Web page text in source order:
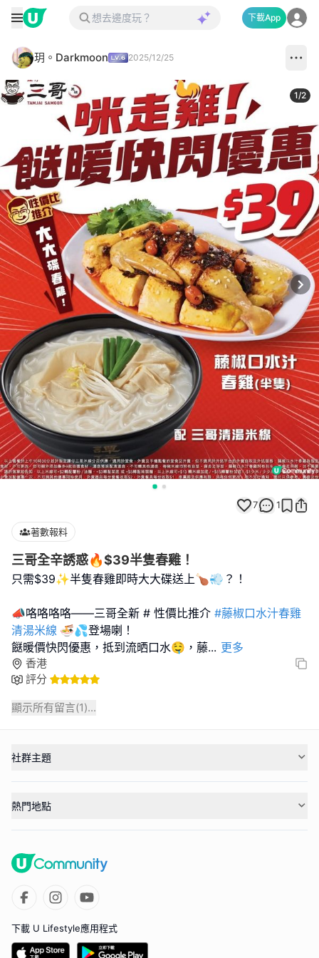
下載App
玥。Darkmoon 2025/12/25
1/2
7 1
著數報料
三哥全辛誘惑🔥$39半隻春雞！
只需$39✨半隻春雞即時大大碟送上🍗💨？！
📣咯咯咯咯——三哥全新 # 性價比推介 #藤椒口水汁春雞
清湯米線 🍜💦登場喇！
餸暖價快閃優惠️，抵到流晒口水🤤，藤... 更多
香港
評分
顯示所有留言(1)...
社群主題
熱門地點
下載 U Lifestyle應用程式